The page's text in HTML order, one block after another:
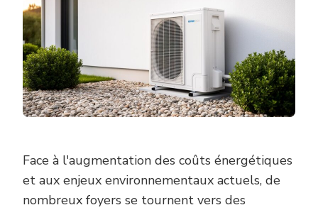
Face à l'augmentation des coûts énergétiques
et aux enjeux environnementaux actuels, de
nombreux foyers se tournent vers des